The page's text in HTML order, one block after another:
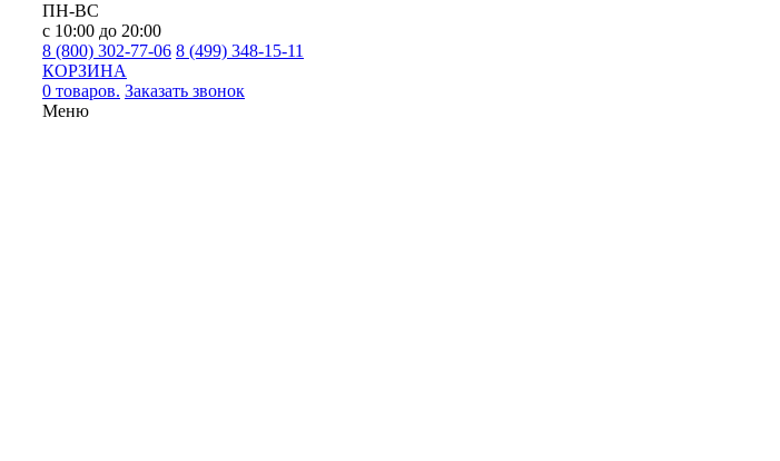
ПН-ВС
с 10:00 до 20:00
8 (800) 302-77-06 8 (499) 348-15-11
КОРЗИНА
0 товаров. Заказать звонок
Меню